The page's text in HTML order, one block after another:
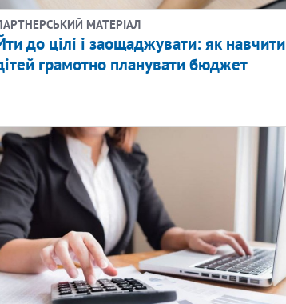
МАТЕРІАЛ
до цілі і заощаджувати: як навчити
грамотно планувати бюджет